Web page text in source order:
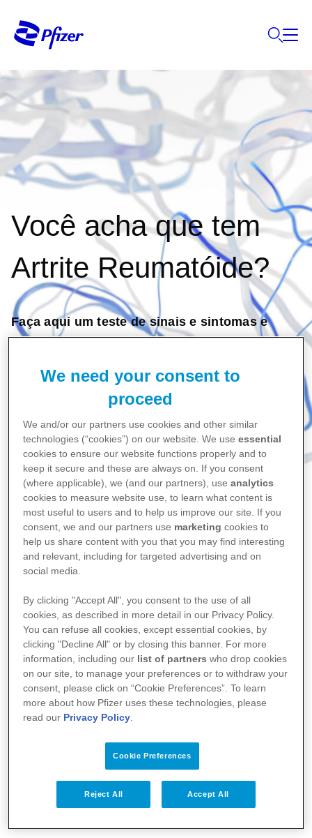
Você acha que tem
Artrite Reumatóide?
Faça aqui um teste de sinais e sintomas e
Home
Entrelaçados
Você acha que tem Artrite Reumatóide?
A artrite reumatoide é uma doença inflamatória
crônica, caracterizada principalmente pela
We need your consent to
proceed
We and/or our partners use cookies and other similar
technologies (“cookies”) on our website. We useessential
cookies to ensure our website functions properly and to
keep it secure and these are always on. If you consent
(where applicable), we (and our partners), useanalytics
cookies to measure website use, to learn what content is
most useful to users and to help us improve our site. If you
consent, we and our partners use marketing cookies to
help us share content with you that you may find interesting
and relevant, including for targeted advertising and on
social media.
By clicking "Accept All", you consent to the use of all
cookies, as described in more detail in our Privacy Policy.
You can refuse all cookies, except essential cookies, by
clicking "Decline All" or by closing this banner. For more
information, including our list of partners who drop cookies
on our site, to manage your preferences or to withdraw your
consent, please click on “Cookie Preferences”. To learn
more about how Pfizer uses these technologies, please
read our Privacy Policy
Cookie Preferences
Reject All Accept All